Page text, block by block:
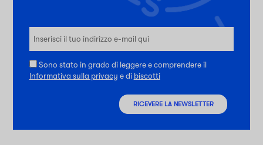
Sono stato in grado di leggere e comprendere il
Informativa sulla privacy e di biscotti
RICEVERE LA NEWSLETTER